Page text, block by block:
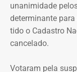
unanimidade
determinante
tido o Cadastro
cancelado.
Votaram pela